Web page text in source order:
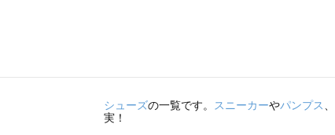
シューズの一覧です。 スニーカーやパンプス、
実！